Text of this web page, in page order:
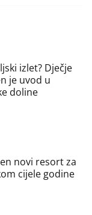
izlet? Dječje
je uvod u
doline
novi resort za
cijele godine